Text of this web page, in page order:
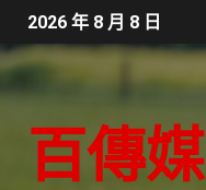
2026 年 8 月 8 日
百傳媒